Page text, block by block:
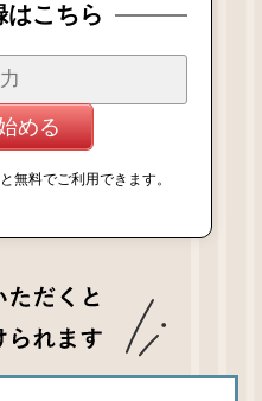
はこちら
める
無料でご利用できます。